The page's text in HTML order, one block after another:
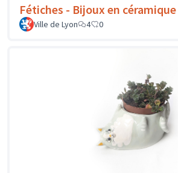
Fétiches - Bijoux en céramique
Ville de Lyon 4 0